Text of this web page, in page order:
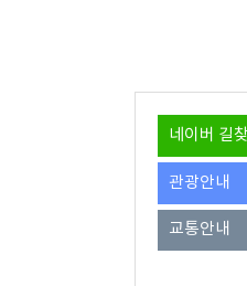
네이버 길
관광안내
교통안내